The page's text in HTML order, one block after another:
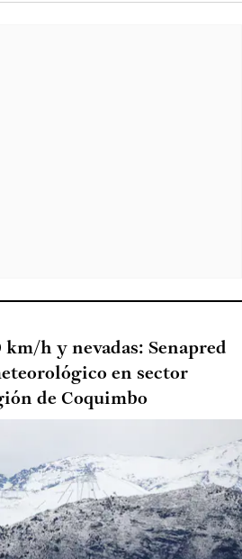
km/h y nevadas: Senapred
en sector
de Coquimbo